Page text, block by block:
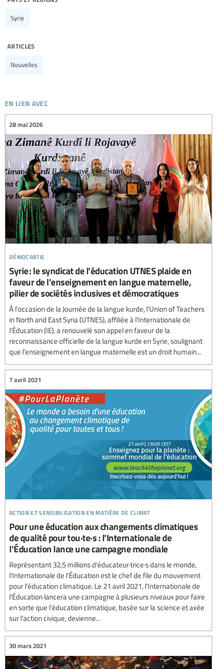
Syrie
articles
Nouvelles
en lien avec
démocratie
28 mai 2026
Syrie : le syndicat de l'éducation UTNES plaide en
faveur de l’enseignement en langue maternelle,
pilier de sociétés inclusives et démocratiques
À l’occasion de la Journée de la langue kurde, l’Union of Teachers
in North and East Syria (UTNES), affiliée à l’Internationale de
l’Éducation (IE), a renouvelé son appel en faveur de la
reconnaissance officielle de la langue kurde en Syrie, soulignant
que l’enseignement en langue maternelle est un droit humain...
action et sensibilisation en matière de climat
7 avril 2021
Pour une éducation aux changements climatiques
de qualité pour tou·te·s : l'Internationale de
l'Éducation lance une campagne mondiale
Représentant 32,5 millions d'éducateur·trice·s dans le monde,
l'Internationale de l'Éducation est le chef de file du mouvement
pour l'éducation climatique. Le 21 avril 2021, l'Internationale de
l'Éducation lancera une campagne à plusieurs niveaux pour faire
en sorte que l'éducation climatique, basée sur la science et axée
sur l'action civique, devienne...
30 mars 2021